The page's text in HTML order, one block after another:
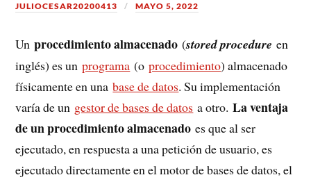
JULIOCESAR20200413 MAYO 5, 2022
Unprocedimiento almacenado (stored procedure en
inglés) es unprograma (oprocedimiento) almacenado
físicamente en unabase de datos. Su implementación
varía de un gestor de bases de datos a otro.La ventaja
de un procedimiento almacenado es que al ser
ejecutado, en respuesta a una petición de usuario, es
ejecutado directamente en el motor de bases de datos, el